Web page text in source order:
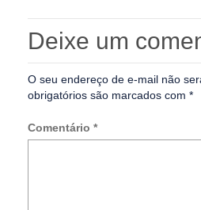
Deixe um
O seu endereço de e-mail não
obrigatórios são marcados com *
Comentário *